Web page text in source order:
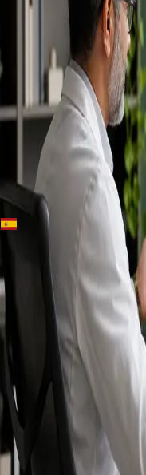
++
Spain · Especialistas
Conoce a
nuestros
registrados
especialistas.
Especialistas
disponibles para
Reservar cita
Atención